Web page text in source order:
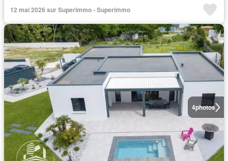
12 mai 2026 sur Superimmo - Superimmo
4photos